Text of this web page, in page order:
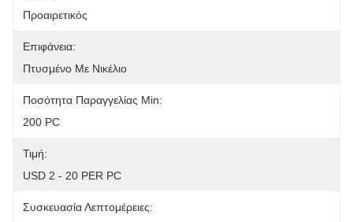
Προαιρετικός
Επιφάνεια:
Πτυσμένο Με Νικέλιο
Ποσότητα Παραγγελίας Min:
200 PC
Τιμή:
USD 2 - 20 PER PC
Συσκευασία Λεπτομέρειες: